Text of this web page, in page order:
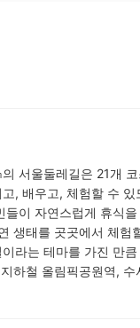
서울둘레길은 21개
, 배우고, 체험할 수
이 자연스럽게 휴식
생태를 곳곳에서 체험
라는 테마를 가진 만
하철 올림픽공원역,